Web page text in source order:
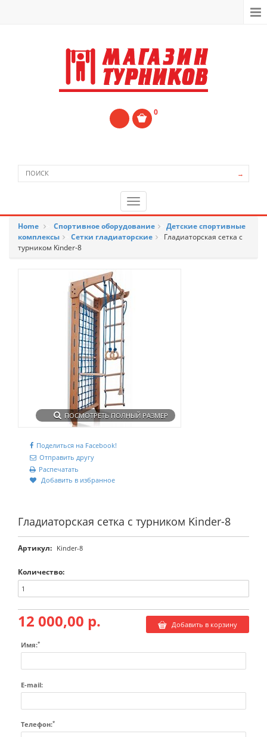
0
→
Home Спортивное оборудование
Детские спортивные
комплексы
Сетки гладиаторские
Гладиаторская сетка с
турником Kinder-8
ПОСМОТРЕТЬ ПОЛНЫЙ РАЗМЕР
Поделиться на Facebook!
Отправить другу
Распечатать
Добавить в избранное
Гладиаторская сетка с турником Kinder-8
Артикул: Kinder-8
Количество:
12 000,00 р. Добавить в корзину
Имя:*
E-mail:
Телефон:*